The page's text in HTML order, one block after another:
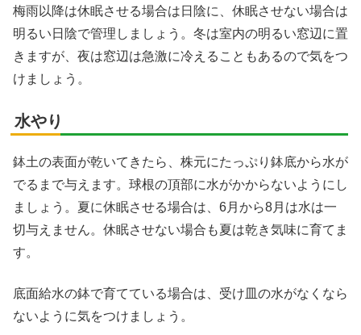
梅雨以降は休眠させる場合は日陰に、休眠させない場合は
明るい日陰で管理しましょう。冬は室内の明るい窓辺に置
きますが、夜は窓辺は急激に冷えることもあるので気をつ
けましょう。
水やり
鉢土の表面が乾いてきたら、株元にたっぷり鉢底から水が
でるまで与えます。球根の頂部に水がかからないようにし
ましょう。夏に休眠させる場合は、6月から8月は水は一
切与えません。休眠させない場合も夏は乾き気味に育てま
す。
底面給水の鉢で育てている場合は、受け皿の水がなくなら
ないように気をつけましょう。